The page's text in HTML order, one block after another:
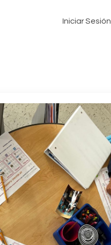
Iniciar Sesión